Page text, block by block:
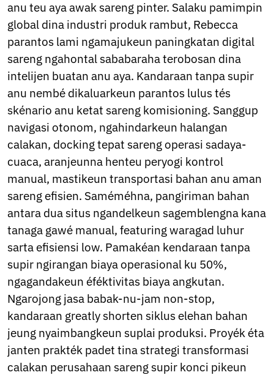
Sinhala
Slovak
Slovenian
Somali
Samoan
Scots Gaelic
Shona
Sindhi
Swahili
Tajik
Tamil
Telugu
Thai
Ukrainian
Urdu
Uzbek
Vietnamese
Welsh
Xhosa
Yiddish
Yoruba
Zulu
Kinyarwanda
Tatar
Oriya
Turkmen
Uyghur
anu teu aya awak sareng pinter. Salaku pamimpin
global dina industri produk rambut, Rebecca
parantos lami ngamajukeun paningkatan digital
sareng ngahontal sababaraha terobosan dina
intelijen buatan anu aya. Kandaraan tanpa supir
anu nembé dikaluarkeun parantos lulus tés
skénario anu ketat sareng komisioning. Sanggup
navigasi otonom, ngahindarkeun halangan
calakan, docking tepat sareng operasi sadaya-
cuaca, aranjeunna henteu peryogi kontrol
manual, mastikeun transportasi bahan anu aman
sareng efisien. Saméméhna, pangiriman bahan
antara dua situs ngandelkeun sagemblengna kana
tanaga gawé manual, featuring waragad luhur
sarta efisiensi low. Pamakéan kendaraan tanpa
supir ngirangan biaya operasional ku 50%,
ngagandakeun éféktivitas biaya angkutan.
Ngarojong jasa babak-nu-jam non-stop,
kandaraan greatly shorten siklus elehan bahan
jeung nyaimbangkeun suplai produksi. Proyék éta
janten prakték padet tina strategi transformasi
calakan perusahaan sareng supir konci pikeun